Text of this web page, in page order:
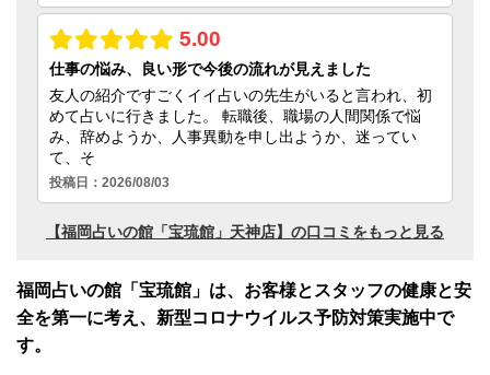
福岡占いの館「宝琉館」は、お客様とスタッフの健康と安
全を第一に考え、新型コロナウイルス予防対策実施中で
す。